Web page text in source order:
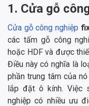
1. Cửa gỗ
Cửa gỗ công nghiệp
các tấm gỗ công
hoặc HDF và được
Điều này có nghĩa là
phần trung tâm của
lắp đặt ô kính. Việc
nghiệp có nhiều ưu